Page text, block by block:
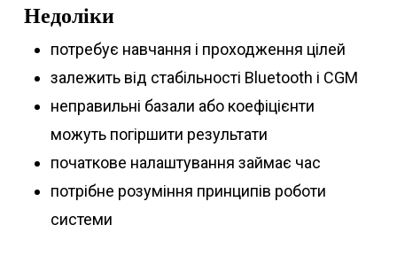
Недоліки
потребує навчання і проходження цілей
залежить від стабільності Bluetooth і CGM
неправильні базали або коефіцієнти
можуть погіршити результати
початкове налаштування займає час
потрібне розуміння принципів роботи
системи